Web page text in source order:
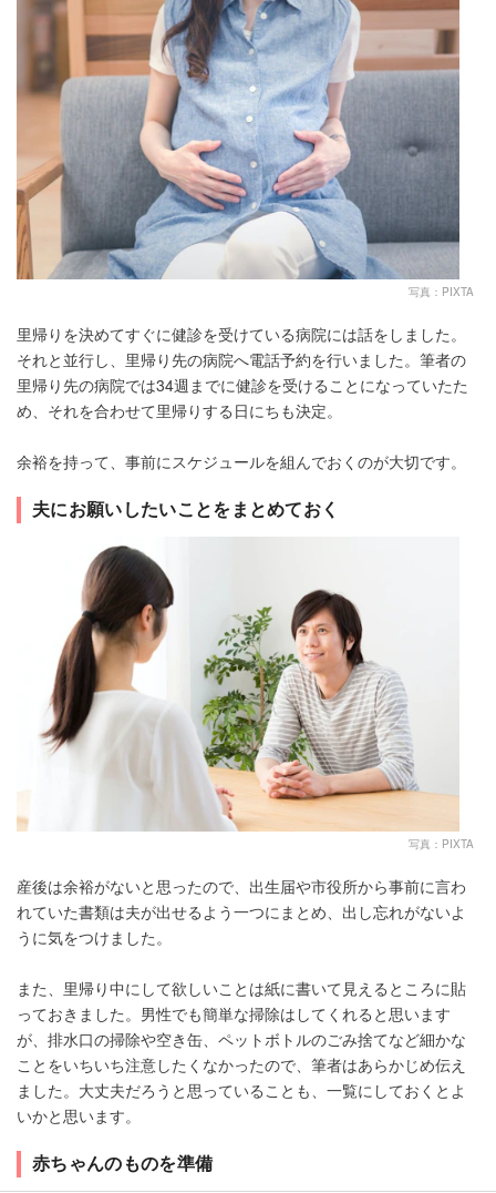
写真：PIXTA
里帰りを決めてすぐに健診を受けている病院には話をしました。
それと並行し、里帰り先の病院へ電話予約を行いました。筆者の
里帰り先の病院では34週までに健診を受けることになっていたた
め、それを合わせて里帰りする日にちも決定。
余裕を持って、事前にスケジュールを組んでおくのが大切です。
夫にお願いしたいことをまとめておく
写真：PIXTA
産後は余裕がないと思ったので、出生届や市役所から事前に言わ
れていた書類は夫が出せるよう一つにまとめ、出し忘れがないよ
うに気をつけました。
また、里帰り中にして欲しいことは紙に書いて見えるところに貼
っておきました。男性でも簡単な掃除はしてくれると思います
が、排水口の掃除や空き缶、ペットボトルのごみ捨てなど細かな
ことをいちいち注意したくなかったので、筆者はあらかじめ伝え
ました。大丈夫だろうと思っていることも、一覧にしておくとよ
いかと思います。
赤ちゃんのものを準備